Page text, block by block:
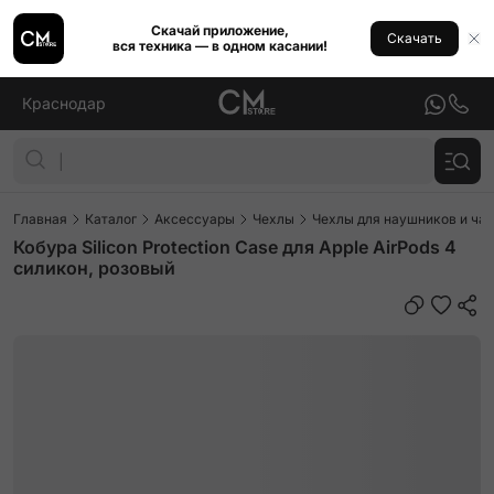
Скачай приложение,
вся техника — в одном касании!
Скачать
Краснодар
Главная Каталог Аксессуары Чехлы Чехлы для наушников и
Кобура Silicon Protection Case для Apple AirPods 4
силикон, розовый